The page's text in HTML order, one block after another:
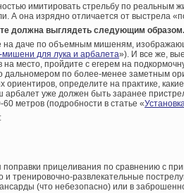
имитировать стрельбу по реальным
А она изрядно отличается от выстрела
должна выглядеть следующим образом.
на даче по объемным мишеням,
мишени для лука и арбалета»). И все же,
место, пройдите с егерем на
дальномером по более-менее заметным
ориентиров, определите на практике,
уже должен быть заранее
метров (подробности в статье «
поправки прицеливания по сравнению с
тренировочно-развлекательные
(что небезопасно) или в